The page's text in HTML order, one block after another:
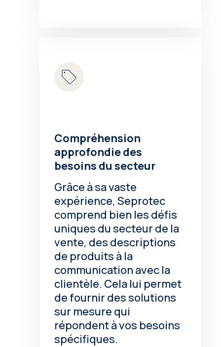
Compréhension
approfondie des
besoins du secteur
Grâce à sa vaste
expérience, Seprotec
comprend bien les défis
uniques du secteur de la
vente, des descriptions
de produits à la
communication avec la
clientèle. Cela lui permet
de fournir des solutions
sur mesure qui
répondent à vos besoins
spécifiques.